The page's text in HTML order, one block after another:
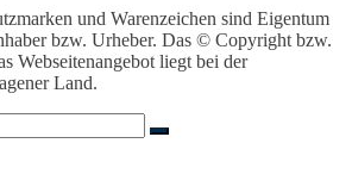
und Warenzeichen sind Eigentum
bzw. Urheber. Das © Copyright bzw.
Webseitenangebot liegt bei der
Land.